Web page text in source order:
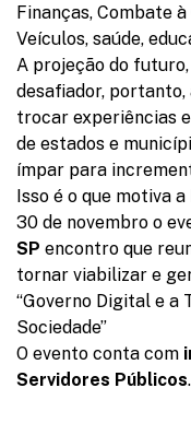
Finanças, Combate
Veículos, saúde,
A projeção do
desafiador,
trocar experiências
de estados e
ímpar para
Isso é o que motiva
30 de novembro o
SP encontro que
tornar viabilizar e
“Governo Digital e a
Sociedade”
O evento conta com
Servidores Públicos.